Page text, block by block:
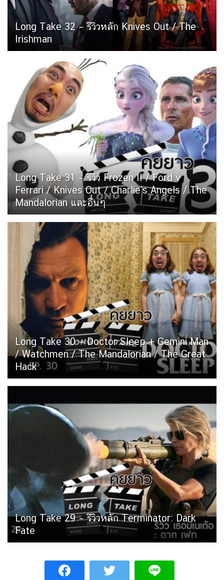
Long Take 32 – รีวิวหลัก Knives Out / The
Irishman
Long Take 31 – รีวิว Frozen II / Ford v
Ferrari / Knives Out / Charlie’s Angels / The
Mandalorian และอื่นๆ
Long Take 30 – Doctor Sleep + Gemini Man
/ Watchmen / The Mandalorian / The Great
Hack
Long Take 29 – รีวิวหลัก Terminator: Dark
Fate